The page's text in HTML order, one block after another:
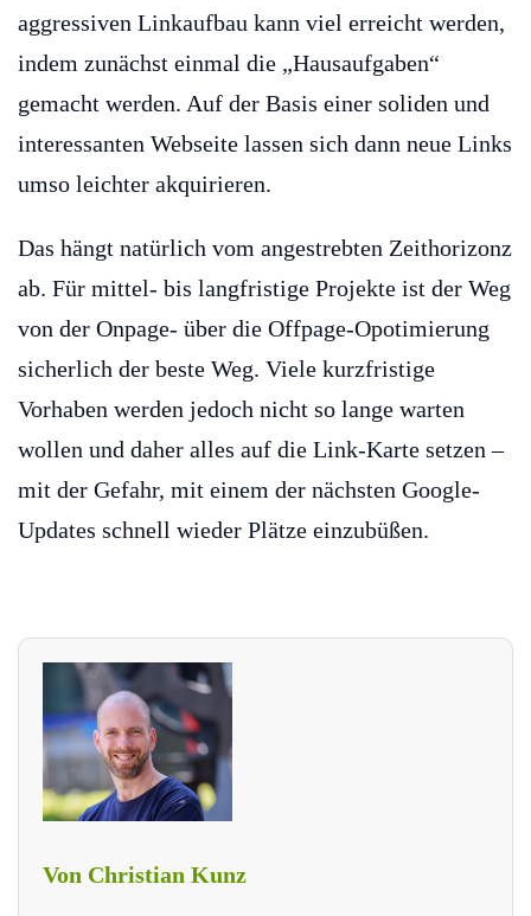
aggressiven Linkaufbau kann viel erreicht werden,
indem zunächst einmal die „Hausaufgaben“
gemacht werden. Auf der Basis einer soliden und
interessanten Webseite lassen sich dann neue Links
umso leichter akquirieren.
Das hängt natürlich vom angestrebten Zeithorizonz
ab. Für mittel- bis langfristige Projekte ist der Weg
von der Onpage- über die Offpage-Opotimierung
sicherlich der beste Weg. Viele kurzfristige
Vorhaben werden jedoch nicht so lange warten
wollen und daher alles auf die Link-Karte setzen –
mit der Gefahr, mit einem der nächsten Google-
Updates schnell wieder Plätze einzubüßen.
Von Christian Kunz